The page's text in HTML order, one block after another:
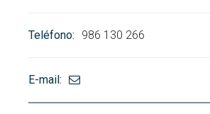
986 130 266